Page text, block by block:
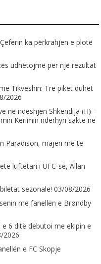
ka përkrahjen e plotë
udhëtojmë për një rezultat
Tikveshin: Tre pikët duhet
2026
në ndeshjen Shkëndija (H) –
Kerimin ndërhyri saktë në
Paradison, majën më të
luftëtari i UFC-së, Allan
sezonale! 03/08/2026
me fanellën e Brøndby
6 ditë debutoi me ekipin e
2026
e FC Skopje